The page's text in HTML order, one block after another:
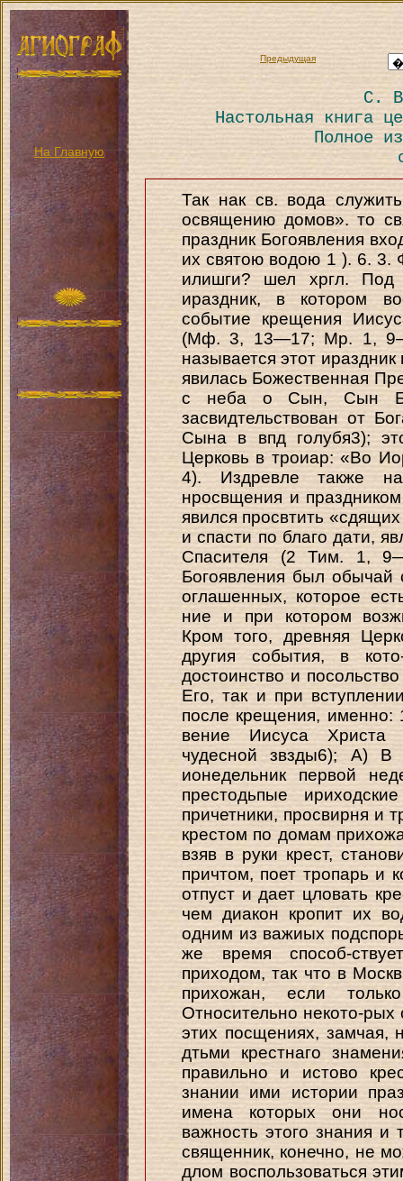
На Главную
Предыдущая
С.
Настольная книга
Полное
Так нак св. вода
освящению домов». то
праздник Богоявления
их святою водою 1 ). 6.
илишги? шел хргл. Под
ираздник, в котором
событие крещения
(Мф. 3, 13—17; Мр. 1,
называется этот
явилась Божественная
с неба о Сын, Сын
засвидтельствован от
Сына в впд голубя3);
Церковь в троиар: «Во
4). Издревле также
нросвщения и
явился просвтить
и спасти по благо дати,
Спасителя (2 Тим. 1,
Богоявления был обычай
оглашенных, которое
ние и при котором
Кром того, древняя
другия события, в
достоинство и
Его, так и при
после крещения, именно:
вение Иисуса Христа
чудесной звзды6); А)
ионедельник первой
престодьпые
причетники, просвирня и
крестом по домам
взяв в руки крест,
причтом, поет тропарь и
отпуст и дает цловать
чем диакон кропит их
одним из важиых
же время способ-
приходом, так что в
прихожан, если
Относительно некото-рых
этих посщениях, замчая,
дтьми крестнаго
правильно и истово
знании ими истории
имена которых они
важность этого знания
священник, конечно, не
длом воспользоваться